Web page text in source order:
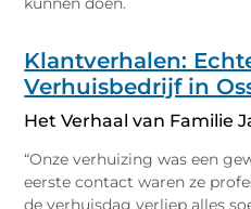
Klantverhalen:
Verhuisbedrijf in
Het Verhaal van Familie
“Onze verhuizing was een
eerste contact waren ze
de verhuisdag verliep alles